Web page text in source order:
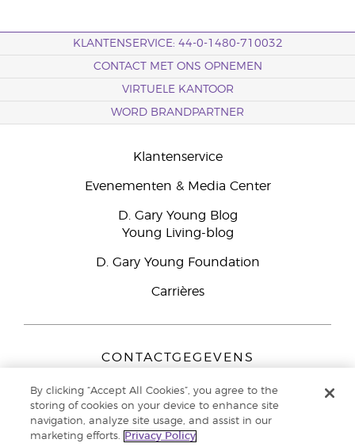
KLANTENSERVICE: 44-0-1480-710032
CONTACT MET ONS OPNEMEN
VIRTUELE KANTOOR
WORD BRANDPARTNER
Klantenservice
Evenementen & Media Center
D. Gary Young Blog
Young Living-blog
D. Gary Young Foundation
Carrières
CONTACTGEGEVENS
Peizerweg 97
9727 AJ Groningen
Nederland
By clicking “Accept All Cookies”, you agree to the
storing of cookies on your device to enhance site
navigation, analyze site usage, and assist in our
marketing efforts.
Privacy Policy